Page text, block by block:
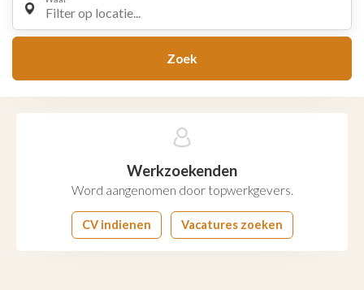
Filter op locatie...
Zoek
Werkzoekenden
Word aangenomen door topwerkgevers.
CV indienen Vacatures zoeken